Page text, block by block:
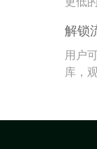
解锁
用户
库，